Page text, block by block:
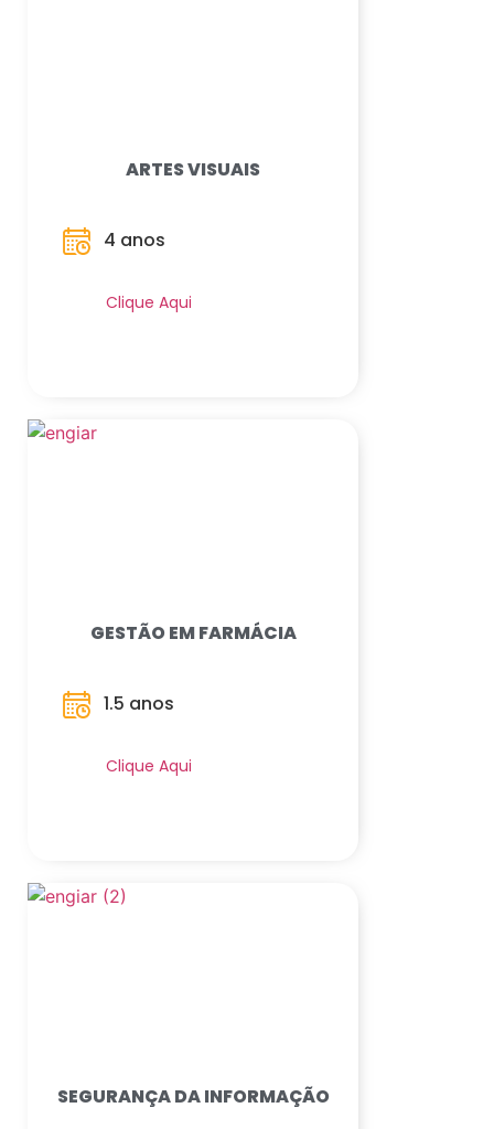
ARTES VISUAIS
4 anos
Clique Aqui
GESTÃO EM FARMÁCIA
1.5 anos
Clique Aqui
SEGURANÇA DA INFORMAÇÃO